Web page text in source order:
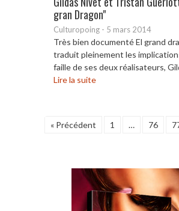
gran Dragon"
Culturopoing - 5 mars 2014
Très bien documenté El grand
traduit pleinement les
faille de ses deux réalisateurs,
Lire la suite
« Précédent 1 … 76